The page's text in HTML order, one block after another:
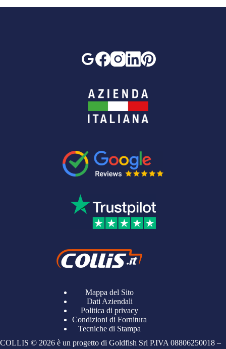
Mappa del Sito
Dati Aziendali
Politica di privacy
Condizioni di Fornitura
Tecniche di Stampa
COLLIS © 2026 è un progetto di Goldfish Srl P.IVA 08806250018 –